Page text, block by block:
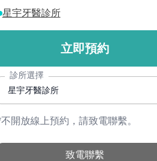
星宇牙醫診所
立即預約
診所選擇
星宇牙醫診所
開放線上預約，請致電聯繫。
致電聯繫